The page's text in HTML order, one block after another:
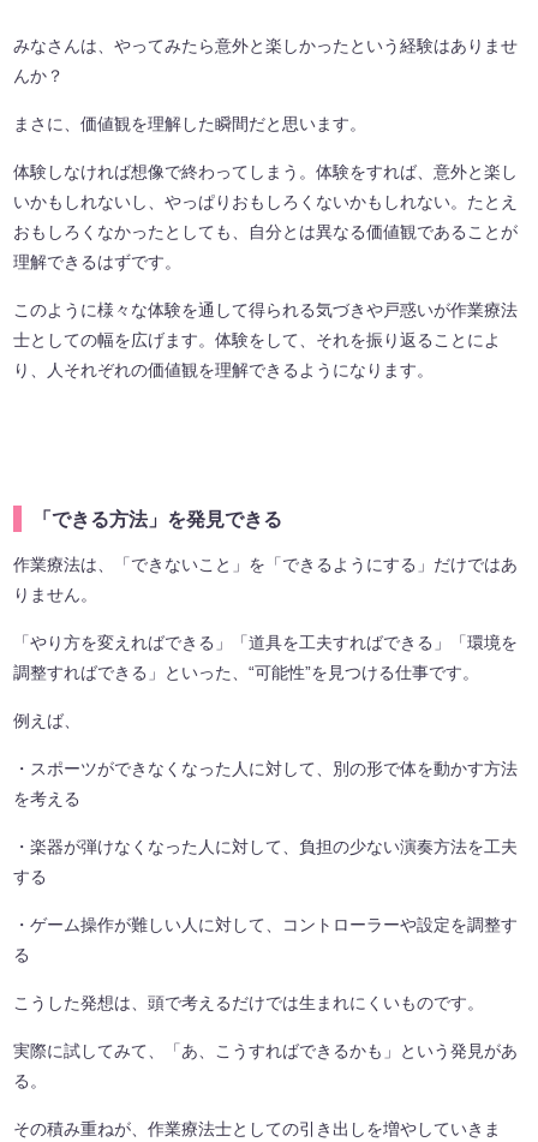
みなさんは、やってみたら意外と楽しかったという経験はありませ
んか？
まさに、価値観を理解した瞬間だと思います。
体験しなければ想像で終わってしまう。体験をすれば、意外と楽し
いかもしれないし、やっぱりおもしろくないかもしれない。たとえ
おもしろくなかったとしても、自分とは異なる価値観であることが
理解できるはずです。
このように様々な体験を通して得られる気づきや戸惑いが作業療法
士としての幅を広げます。体験をして、それを振り返ることによ
り、人それぞれの価値観を理解できるようになります。
「できる方法」を発見できる
作業療法は、「できないこと」を「できるようにする」だけではあ
りません。
「やり方を変えればできる」「道具を工夫すればできる」「環境を
調整すればできる」といった、“可能性”を見つける仕事です。
例えば、
・スポーツができなくなった人に対して、別の形で体を動かす方法
を考える
・楽器が弾けなくなった人に対して、負担の少ない演奏方法を工夫
する
・ゲーム操作が難しい人に対して、コントローラーや設定を調整す
る
こうした発想は、頭で考えるだけでは生まれにくいものです。
実際に試してみて、「あ、こうすればできるかも」という発見があ
る。
その積み重ねが、作業療法士としての引き出しを増やしていきま